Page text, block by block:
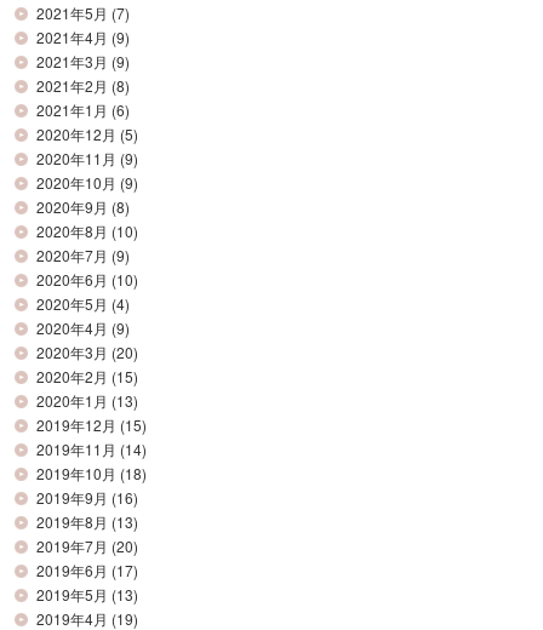
2021年5月 (7)
2021年4月 (9)
2021年3月 (9)
2021年2月 (8)
2021年1月 (6)
2020年12月 (5)
2020年11月 (9)
2020年10月 (9)
2020年9月 (8)
2020年8月 (10)
2020年7月 (9)
2020年6月 (10)
2020年5月 (4)
2020年4月 (9)
2020年3月 (20)
2020年2月 (15)
2020年1月 (13)
2019年12月 (15)
2019年11月 (14)
2019年10月 (18)
2019年9月 (16)
2019年8月 (13)
2019年7月 (20)
2019年6月 (17)
2019年5月 (13)
2019年4月 (19)